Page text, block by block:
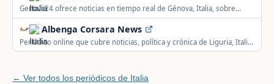
Genova24 ofrece noticias en tiempo real de Génova, Italia, sobre
actualidad, política, economía y deporte.
Albenga Corsara News
Periódico online que cubre noticias, política y crónica de Liguria, Italia,
con foco en los territorios locales.
← Ver todos los periódicos de Italia